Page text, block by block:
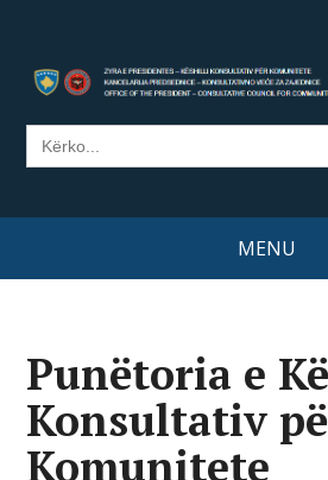
Search
for:
MENU
Punëtoria e
Konsultativ
Komunitete